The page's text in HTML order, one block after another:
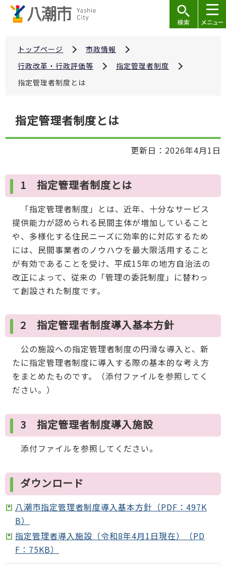
トップページ
市政情報
行政改革・行政評価等
指定管理者制度
指定管理者制度とは
こ
ら
指定管理者制度とは
更新日：2026年4月1日
1 指定管理者制度とは
「指定管理者制度」とは、近年、十分なサービス
提供能力が認められる民間主体が増加していること
や、多様化する住民ニーズに効率的に対応するため
には、民間事業者のノウハウを最大限活用すること
が有効であることを受け、平成15年の地方自治法の
改正によって、従来の「管理の委託制度」に替わっ
て創設された制度です。
2 指定管理者制度導入基本方針
公の施設への指定管理者制度の円滑な導入と、新
たに指定管理者制度に導入する際の基本的な考え方
をまとめたものです。（添付ファイルを参照してく
ださい。）
3 指定管理者制度導入施設
添付ファイルを参照してください。
ダウンロード
八潮市指定管理者制度導入基本方針（PDF：497K
B）
指定管理者導入施設（令和8年4月1日現在）（PD
F：75KB）